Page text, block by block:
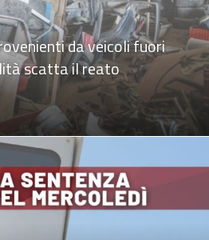
da veicoli fuori
scatta il reato